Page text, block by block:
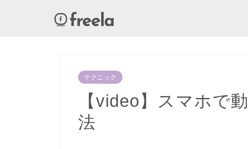
テクニック
【video】スマホで
法